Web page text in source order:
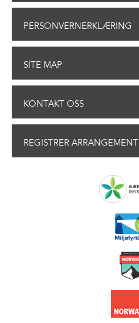
PERSONVERNERKLÆRING
SITE MAP
KONTAKT OSS
REGISTRER ARRANGEMENT